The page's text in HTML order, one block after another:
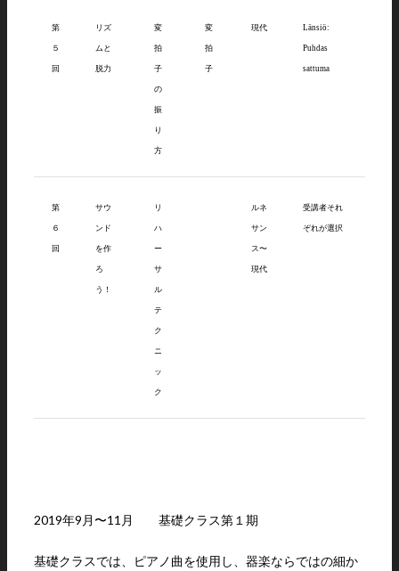
第
５
回
リズ
ムと
脱力
変
拍
子
の
振
り
方
変
拍
子
現代 Länsiö:
Puhdas
sattuma
第
６
回
サウ
ンド
を作
ろ
う！
リ
ハ
ー
サ
ル
テ
ク
ニ
ッ
ク
ルネ
サン
ス〜
現代
受講者それ
ぞれが選択
2019年9月〜11月 基礎クラス第１期
基礎クラスでは、ピアノ曲を使用し、器楽ならではの細か